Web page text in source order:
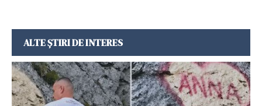
ALTE ȘTIRI DE INTERES